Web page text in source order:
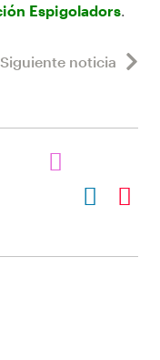
Espigoladors.
Siguiente noticia